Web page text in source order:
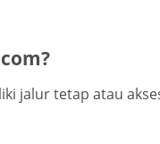
jalur tetap atau